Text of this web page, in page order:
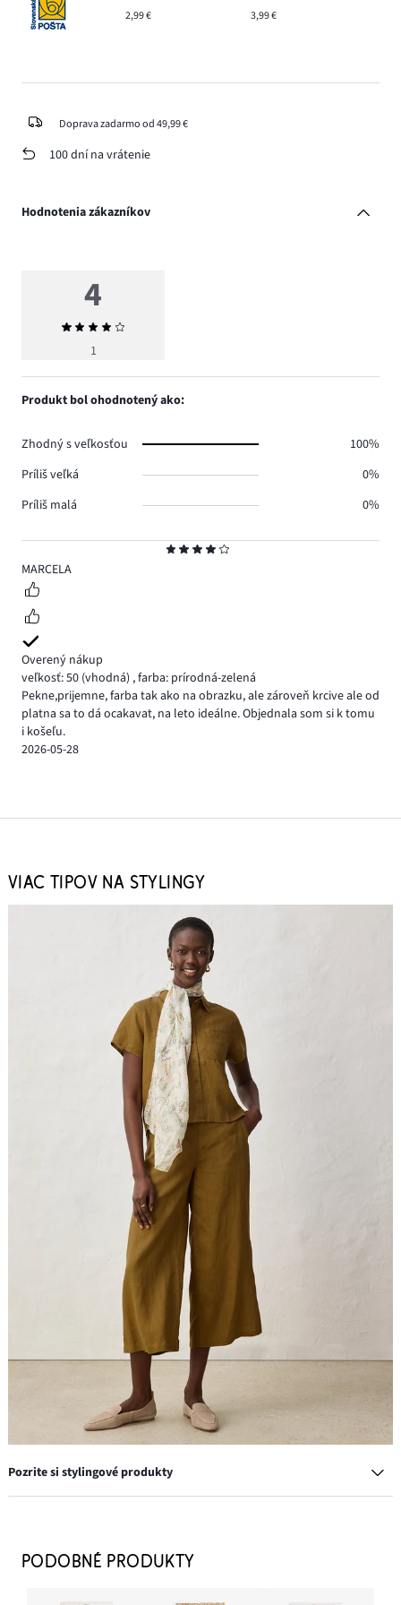
2,99 € 3,99 €
Doprava zadarmo od 49,99 €
100 dní na vrátenie
Hodnotenia zákazníkov
4
MARCELA
Overený nákup
veľkosť: 50 (vhodná) ,farba: prírodná-zelená
Pekne,prijemne, farba tak ako na obrazku, ale zároveň krcive ale od
platna sa to dá ocakavat, na leto ideálne. Objednala som si k tomu
i košeľu.
2026-05-28
4
Priemerné
hodnotenie
1
Produkt bol ohodnotený ako:
Zhodný s veľkosťou
100%
Príliš veľká
0%
Príliš malá
0%
VIAC TIPOV NA STYLINGY
Pozrite si stylingové produkty
Prstene, 8 kusov, rôzne dizajny
11,99 €
PODOBNÉ PRODUKTY